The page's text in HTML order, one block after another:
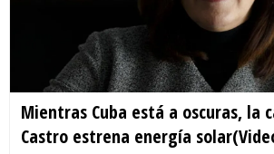
Mientras Cuba está a oscuras, la
Castro estrena energía